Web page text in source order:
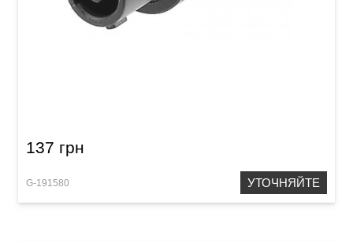
137 грн
G-191580 УТОЧНЯЙТЕ